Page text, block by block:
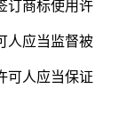
商标使用许
人应当监督被
可人应当保证